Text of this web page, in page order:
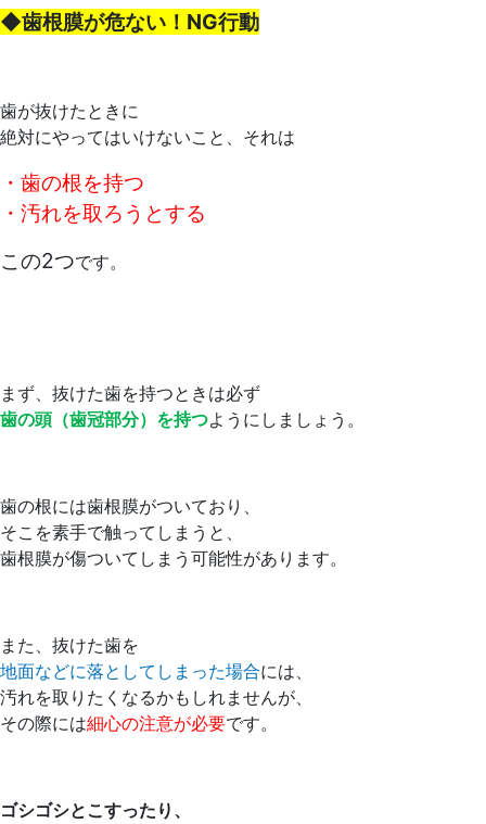
◆歯根膜が危ない！NG行動
歯が抜けたときに
絶対にやってはいけないこと、それは
・歯の根を持つ
・汚れを取ろうとする
この2つです。
まず、抜けた歯を持つときは必ず
歯の頭（歯冠部分）を持つようにしましょう。
歯の根には歯根膜がついており、
そこを素手で触ってしまうと、
歯根膜が傷ついてしまう可能性があります。
また、抜けた歯を
地面などに落としてしまった場合には、
汚れを取りたくなるかもしれませんが、
その際には細心の注意が必要です。
ゴシゴシとこすったり、